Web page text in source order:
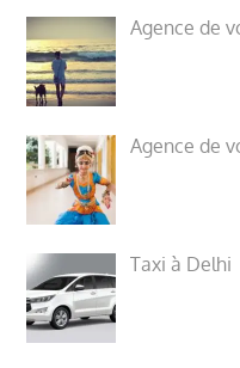
Agence de
Agence de
Taxi à Delhi